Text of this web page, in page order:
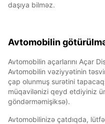
daşıya bilməz.
Avtomobilin
Avtomobilin açarlarını Açar
Avtomobilin vəziyyətinin
çap olunmuş surətini
müqavilənizi qeyd etdiyiniz
göndərməmişiksə).
Avtomobilinizə çatdıqda,